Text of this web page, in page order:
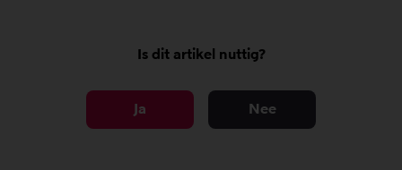
Is dit artikel nuttig?
Ja Nee